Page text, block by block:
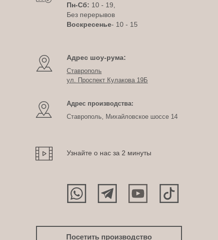
Узнайте о нас за 2 минуты
Посетить производство
Пн-Сб: 10 - 19,
Без перерывов
Воскресенье- 10 - 15
Адрес шоу-рума:
Ставрополь
ул. Проспект Кулакова 19Б
Ставрополь, Михайловское шоссе 14
Адрес производства: